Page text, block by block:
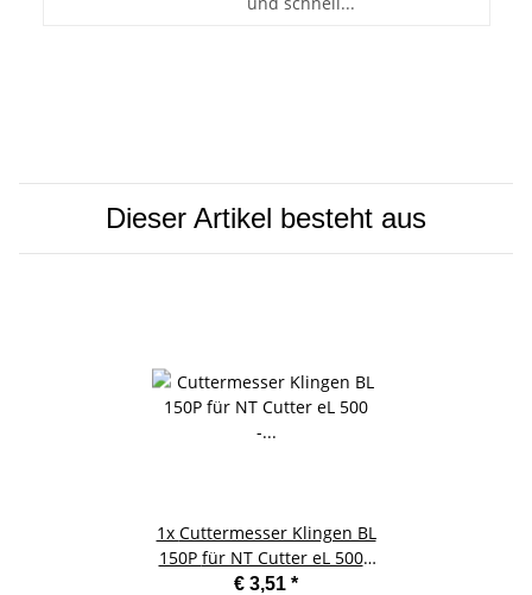
Dieser Artikel besteht aus
1x Cuttermesser Klingen BL
150P für NT Cutter eL 500 -
6 Stück
€ 3,51 *